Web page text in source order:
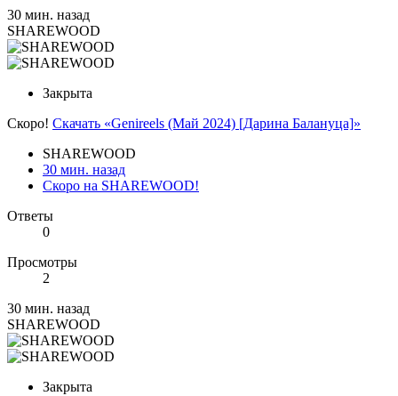
30 мин. назад
SHAREWOOD
Закрыта
Скоро! Скачать «Genireels (Май 2024) [Дарина Балануца]»
SHAREWOOD
30 мин. назад
Скоро на SHAREWOOD!
Ответы
0
Просмотры
2
30 мин. назад
SHAREWOOD
Закрыта